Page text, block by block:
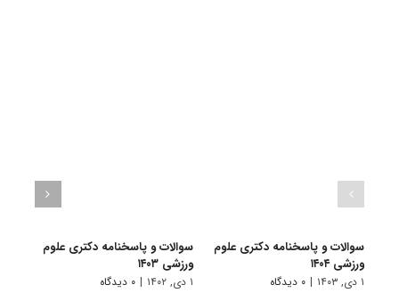
سوالات و پاسخنامه دکتری علوم
ورزشی ۱۴۰۴
۱ دی, ۱۴۰۳ | ۰ دیدگاه
سوالات و پاسخنامه دکتری علوم
ورزشی ۱۴۰۳
۱ دی, ۱۴۰۲ | ۰ دیدگاه